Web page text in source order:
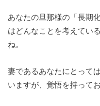
あなたの旦那様の「長期
はどんなことを考えてい
ね。
妻であるあなたにとって
いますが、覚悟を持って